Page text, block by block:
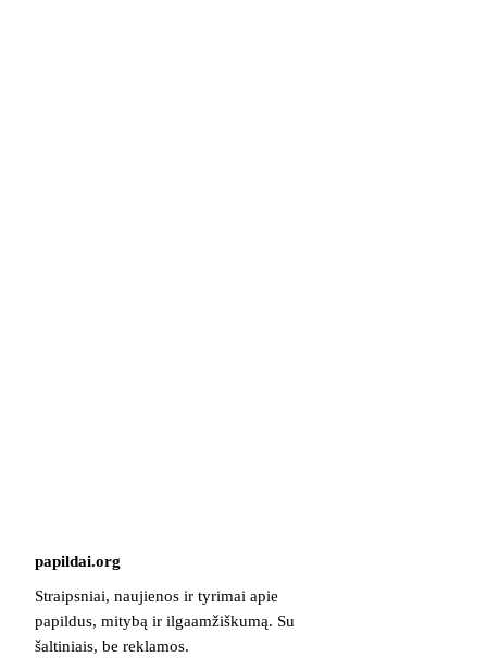
papildai.org
Straipsniai, naujienos ir tyrimai apie
papildus, mitybą ir ilgaamžiškumą. Su
šaltiniais, be reklamos.